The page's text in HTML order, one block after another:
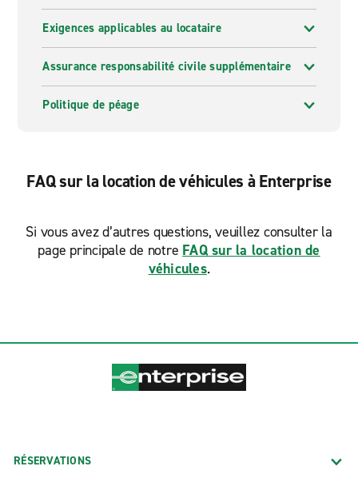
Exigences applicables au locataire
Assurance responsabilité civile supplémentaire
Politique de péage
FAQ sur la location de véhicules à Enterprise
Si vous avez d’autres questions, veuillez consulter la
page principale de notre FAQ sur la location de
véhicules.
RÉSERVATIONS